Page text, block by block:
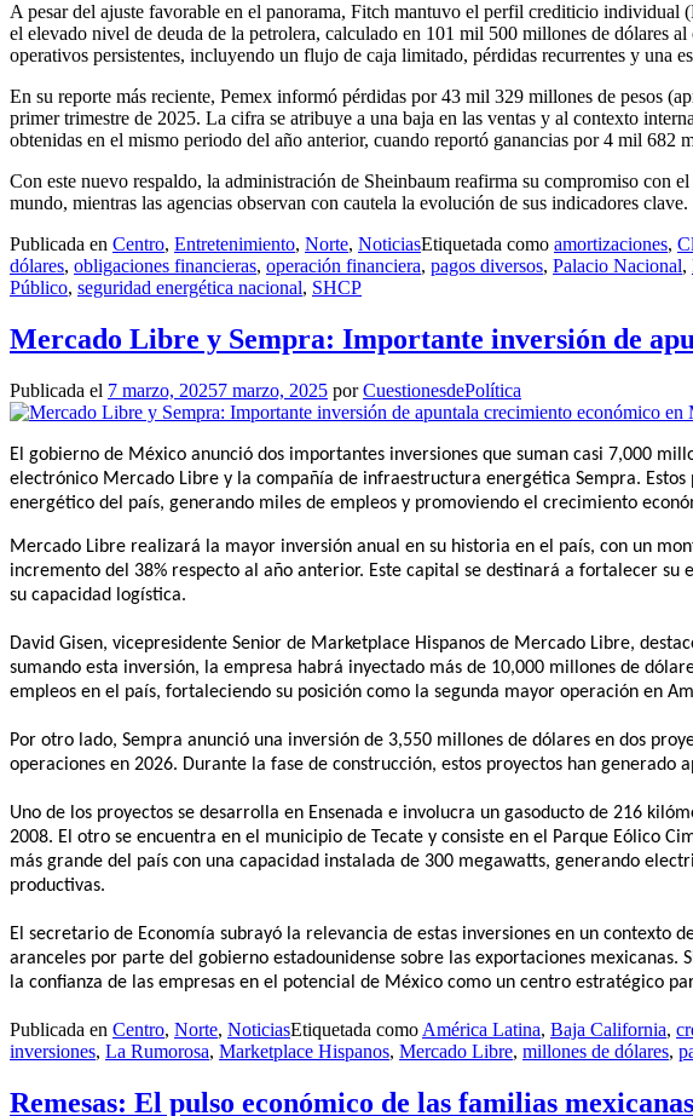
A pesar del ajuste favorable en el panorama, Fitch mantuvo el perfil crediticio individual
el elevado nivel de deuda de la petrolera, calculado en 101 mil 500 millones de dólares
operativos persistentes, incluyendo un flujo de caja limitado, pérdidas recurrentes y una
En su reporte más reciente, Pemex informó pérdidas por 43 mil 329 millones de pesos
primer trimestre de 2025. La cifra se atribuye a una baja en las ventas y al contexto
obtenidas en el mismo periodo del año anterior, cuando reportó ganancias por 4 mil 682
Con este nuevo respaldo, la administración de Sheinbaum reafirma su compromiso con
mundo, mientras las agencias observan con cautela la evolución de sus indicadores clave.
Publicada en Centro, Entretenimiento, Norte, NoticiasEtiquetada como amortizaciones,
dólares, obligaciones financieras, operación financiera, pagos diversos, Palacio Nacional,
Público, seguridad energética nacional, SHCP
Mercado Libre y Sempra: Importante inversión de
Publicada el 7 marzo, 20257 marzo, 2025 porCuestionesdePolítica
El gobierno de México anunció dos importantes inversiones que suman casi 7,000
electrónico Mercado Libre y la compañía de infraestructura energética Sempra.
energético del país, generando miles de empleos y promoviendo el crecimiento
Mercado Libre realizará la mayor inversión anual en su historia en el país, con un
incremento del 38% respecto al año anterior. Este capital se destinará a fortalecer
su capacidad logística.
David Gisen, vicepresidente Senior de Marketplace Hispanos de Mercado Libre,
sumando esta inversión, la empresa habrá inyectado más de 10,000 millones de
empleos en el país, fortaleciendo su posición como la segunda mayor operación en
Por otro lado, Sempra anunció una inversión de 3,550 millones de dólares en dos
operaciones en 2026. Durante la fase de construcción, estos proyectos han
Uno de los proyectos se desarrolla en Ensenada e involucra un gasoducto de 216
2008. El otro se encuentra en el municipio de Tecate y consiste en el Parque Eólico
más grande del país con una capacidad instalada de 300 megawatts, generando
productivas.
El secretario de Economía subrayó la relevancia de estas inversiones en un contexto
aranceles por parte del gobierno estadounidense sobre las exportaciones
la confianza de las empresas en el potencial de México como un centro estratégico
Publicada en Centro, Norte, NoticiasEtiquetada como América Latina, Baja California,
inversiones, La Rumorosa, Marketplace Hispanos, Mercado Libre, millones de dólares,
Remesas: El pulso económico de las familias